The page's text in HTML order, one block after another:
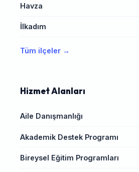
Havza
İlkadım
Tüm ilçeler →
Hizmet Alanları
Aile Danışmanlığı
Akademik Destek Programı
Bireysel Eğitim Programları